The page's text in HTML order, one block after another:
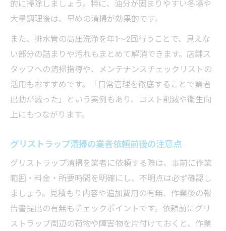
的に掃除しましょう。特に、油分が固まりやすい冬場や
大量調理後は、早めの清掃が効果的です。
また、排水管の高圧洗浄を年1～2回行うことで、見えな
い部分の詰まりや汚れもまとめて解消できます。店舗ス
タッフへの清掃指導や、メンテナンスチェックリストの
活用もおすすめです。「日常管理を徹底することで業者
出動が減った」という実例もあり、コスト削減や衛生向
上にもつながります。
グリストラップ清掃の業者依頼前後の注意点
グリストラップ清掃を業者に依頼する際は、事前に作業
範囲・料金・所要時間を明確にし、不明点は必ず確認し
ましょう。見積もり内容や追加費用の有無、作業後の報
告書提出の有無もチェックポイントです。依頼前にグリ
ストラップ周辺の荷物や障害物を片付けておくと、作業